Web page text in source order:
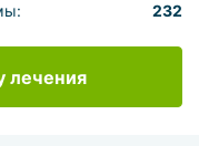
232
лечения